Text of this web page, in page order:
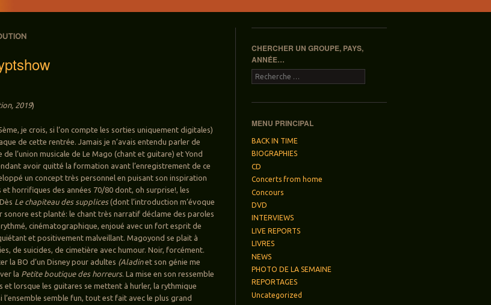
2019)
je crois, si l’on compte les sorties uniquement digitales)
de cette rentrée. Jamais je n’avais entendu parler de
l’union musicale de Le Mago (chant et guitare) et Yond
avoir quitté la formation avant l’enregistrement de ce
un concept très personnel en puisant son inspiration
horrifiques des années 70/80 dont, oh surprise!, les
Le chapiteau des supplices(dont l’introduction m’évoque
est planté: le chant très narratif déclame des paroles
cinématographique, enjoué avec un fort esprit de
et positivement malveillant. Magoyond se plait à
de suicides, de cimetière avec humour. Noir, forcément.
la BO d’un Disney pour adultes (Aladinet son génie me
la Petite boutique des horreurs. La mise en son ressemble
et lorsque les guitares se mettent à hurler, la rythmique
l’ensemble semble fun, tout est fait avec le plus grand
CHERCHER UN GROUPE, PAYS,
ANNÉE…
Recherche
MENU PRINCIPAL
BACK IN TIME
BIOGRAPHIES
CD
Concerts from home
Concours
DVD
INTERVIEWS
LIVE REPORTS
LIVRES
NEWS
PHOTO DE LA SEMAINE
REPORTAGES
Uncategorized